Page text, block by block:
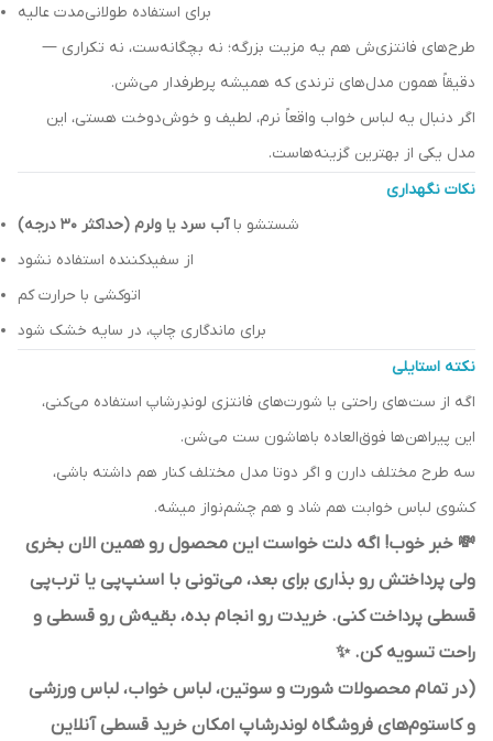
برای استفاده طولانی‌مدت عالیه
طرح‌های فانتزی‌ش هم یه مزیت بزرگه؛ نه بچگانه‌ست، نه تکراری —
دقیقاً همون مدل‌های ترندی که همیشه پرطرفدار می‌شن.
اگر دنبال یه لباس خواب واقعاً نرم، لطیف و خوش‌دوخت هستی، این
مدل یکی از بهترین گزینه‌هاست.
نکات نگهداری
شستشو باآب سرد یا ولرم (حداکثر ۳۰ درجه)
از سفیدکننده استفاده نشود
اتوکشی با حرارت کم
برای ماندگاری چاپ، در سایه خشک شود
نکته استایلی
اگه از ست‌های راحتی یا شورت‌های فانتزی لوندِرشاپ استفاده می‌کنی،
این پیراهن‌ها فوق‌العاده باهاشون ست می‌شن.
سه طرح مختلف دارن و اگر دوتا مدل مختلف کنار هم داشته باشی،
کشوی لباس خوابت هم شاد و هم چشم‌نواز میشه.
💸 خبر خوب! اگه دلت خواست این محصول رو همین الان بخری
ولی پرداختش رو بذاری برای بعد، می‌تونی با اسنپ‌پی یا ترب‌پی
قسطی پرداخت کنی. خریدت رو انجام بده، بقیه‌ش رو قسطی و
راحت تسویه کن. ✨
(در تمام محصولات شورت و سوتین، لباس خواب، لباس ورزشی
و کاستوم‌های فروشگاه لوندرشاپ امکان خرید قسطی آنلاین